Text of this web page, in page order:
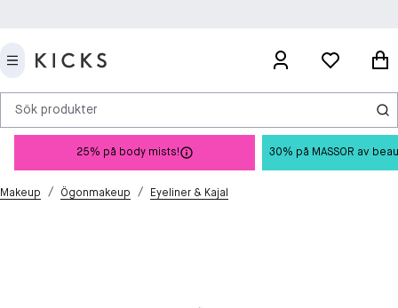
Sök produkter
25% på body mists! 30% på MASSOR av
Makeup / Ögonmakeup / Eyeliner & Kajal